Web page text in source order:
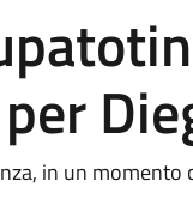
in un